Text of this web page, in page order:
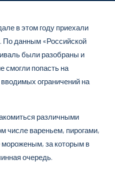
в этом году приехали
По данным «Российской
были разобраны и
смогли попасть на
ограничений на
различными
числе вареньем, пирогами,
за которым в
очередь.